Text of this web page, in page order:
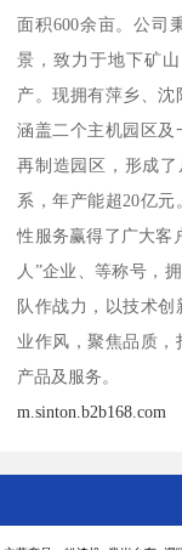
面积600余亩。公司
景，致力于地下矿
产。现拥有萍乡、沈
涵盖二个主机园区及
再制造园区，形成
系，年产能超20亿
性服务赢得了广大客
人”企业、等称号，
队作战力，以技术
业作风，聚焦品质
产品及服务。
m.sinton.b2b168.com